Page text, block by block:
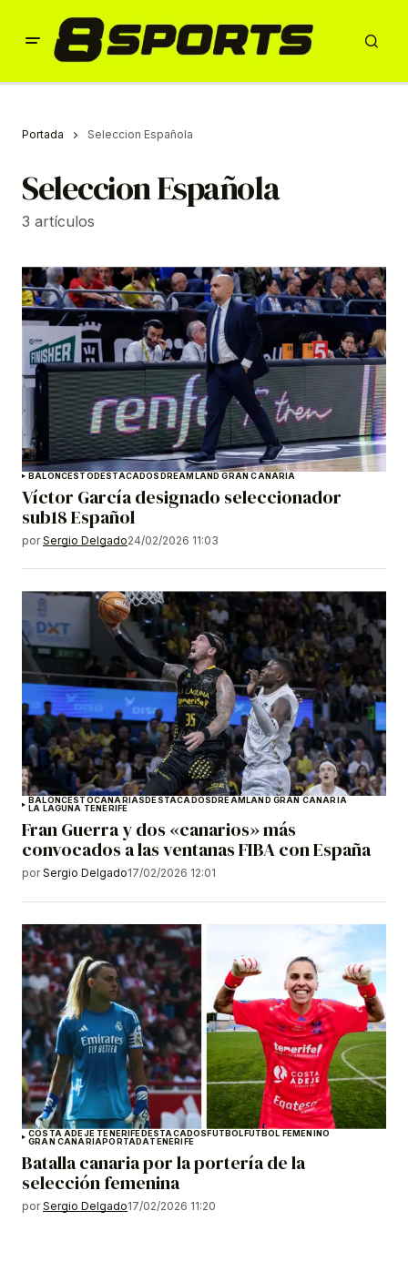
Portada Seleccion Española
Seleccion Española
3 artículos
BALONCESTODESTACADOSDREAMLAND GRAN CANARIA
Víctor García designado seleccionador
sub18 Español
por Sergio Delgado24/02/2026 11:03
BALONCESTOCANARIAS DESTACADOS DREAMLAND GRAN CANARIA
LA LAGUNA TENERIFE
Fran Guerra y dos «canarios» más
convocados a las ventanas FIBA con España
por Sergio Delgado17/02/2026 12:01
COSTA ADEJE TENERIFEDESTACADOSFÚTBOLFÚTBOL FEMENINO
GRAN CANARIAPORTADATENERIFE
Batalla canaria por la portería de la
selección femenina
por Sergio Delgado17/02/2026 11:20